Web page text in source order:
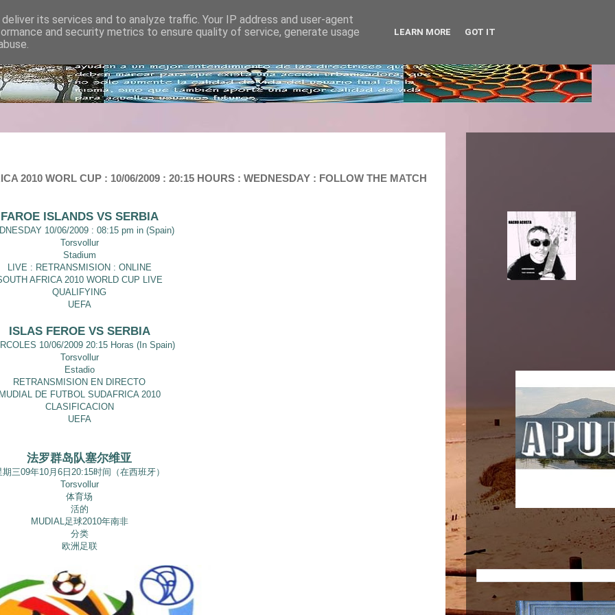
2010 WORL CUP : 10/06/2009 : 20:15 HOURS : WEDNESDAY : FOLLOW THE MATCH
FAROE ISLANDS VS SERBIA
10/06/2009 : 08:15 pm in (Spain)
Torsvollur
Stadium
LIVE : RETRANSMISION : ONLINE
AFRICA 2010 WORLD CUP LIVE
QUALIFYING
UEFA
ISLAS FEROE VS SERBIA
10/06/2009 20:15 Horas (In Spain)
Torsvollur
Estadio
RETRANSMISION EN DIRECTO
DE FUTBOL SUDAFRICA 2010
CLASIFICACION
UEFA
法罗群岛队塞尔维亚
期三09年10月6日20:15时间（在西班牙）
Torsvollur
体育场
活的
MUDIAL足球2010年南非
分类
欧洲足联
its services and to analyze traffic. Your IP address and user-agent
and security metrics to ensure quality of service, generate usage
LEARN MORE GOT IT